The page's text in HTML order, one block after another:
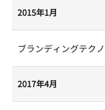
2015年1月
ブランディングテク
2017年4月